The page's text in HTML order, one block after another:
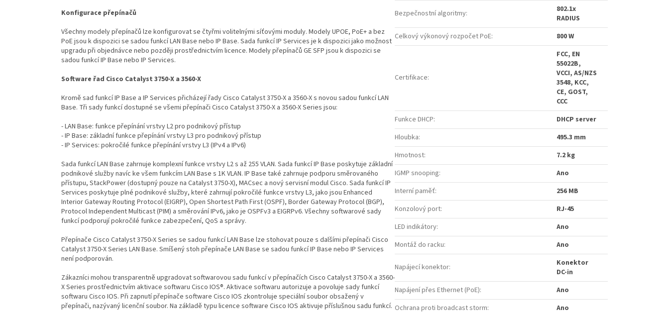
Konfigurace přepínačů
Všechny modely přepínačů lze konfigurovat se čtyřmi volitelnými síťovými moduly. Modely UPOE, PoE+ a bez
PoE jsou k dispozici se sadou funkcí LAN Base nebo IP Base. Sada funkcí IP Services je k dispozici jako možnost
upgradu při objednávce nebo později prostřednictvím licence. Modely přepínačů GE SFP jsou k dispozici se
sadou funkcí IP Base nebo IP Services.
Software řad Cisco Catalyst 3750-X a 3560-X
Kromě sad funkcí IP Base a IP Services přicházejí řady Cisco Catalyst 3750-X a 3560-X s novou sadou funkcí LAN
Base. Tři sady funkcí dostupné se všemi přepínači Cisco Catalyst 3750-X a 3560-X Series jsou:
- LAN Base: funkce přepínání vrstvy L2 pro podnikový přístup
- IP Base: základní funkce přepínání vrstvy L3 pro podnikový přístup
- IP Services: pokročilé funkce přepínání vrstvy L3 (IPv4 a IPv6)
Sada funkcí LAN Base zahrnuje komplexní funkce vrstvy L2 s až 255 VLAN. Sada funkcí IP Base poskytuje základní
podnikové služby navíc ke všem funkcím LAN Base s 1K VLAN. IP Base také zahrnuje podporu směrovaného
přístupu, StackPower (dostupný pouze na Catalyst 3750-X), MACsec a nový servisní modul Cisco. Sada funkcí IP
Services poskytuje plné podnikové služby, které zahrnují pokročilé funkce vrstvy L3, jako jsou Enhanced
Interior Gateway Routing Protocol (EIGRP), Open Shortest Path First (OSPF), Border Gateway Protocol (BGP),
Protocol Independent Multicast (PIM) a směrování IPv6, jako je OSPFv3 a EIGRPv6. Všechny softwarové sady
funkcí podporují pokročilé funkce zabezpečení, QoS a správy.
Přepínače Cisco Catalyst 3750-X Series se sadou funkcí LAN Base lze stohovat pouze s dalšími přepínači Cisco
Catalyst 3750-X Series LAN Base. Smíšený stoh přepínače LAN Base se sadou funkcí IP Base nebo IP Services
není podporován.
Zákazníci mohou transparentně upgradovat softwarovou sadu funkcí v přepínačích Cisco Catalyst 3750-X a 3560-
X Series prostřednictvím aktivace softwaru Cisco IOS®. Aktivace softwaru autorizuje a povoluje sady funkcí
softwaru Cisco IOS. Při zapnutí přepínače software Cisco IOS zkontroluje speciální soubor obsažený v
přepínači, nazývaný licenční soubor. Na základě typu licence software Cisco IOS aktivuje příslušnou sadu funkcí.
Bezpečnostní algoritmy:
802.1x
RADIUS
Celkový výkonový rozpočet PoE: 800 W
Certifikace:
FCC, EN
55022B,
VCCI, AS/NZS
3548, KCC,
CE, GOST,
CCC
Funkce DHCP:
DHCP server
Hloubka:
495.3 mm
Hmotnost:
7.2 kg
IGMP snooping:
Ano
Interní paměť:
256 MB
Konzolový port:
RJ-45
LED indikátory:
Ano
Montáž do racku: Ano
Napájecí konektor:
Konektor
DC-in
Napájení přes Ethernet (PoE):
Ano
Ochrana proti broadcast storm:
Ano